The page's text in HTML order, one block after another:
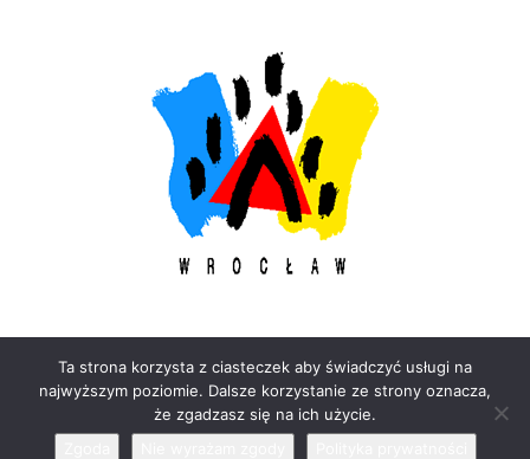
© Maciej Radecki & Konrad Siudziński 2018 - 2025
Ta strona korzysta z ciasteczek aby świadczyć usługi na
najwyższym poziomie. Dalsze korzystanie ze strony oznacza,
że zgadzasz się na ich użycie.